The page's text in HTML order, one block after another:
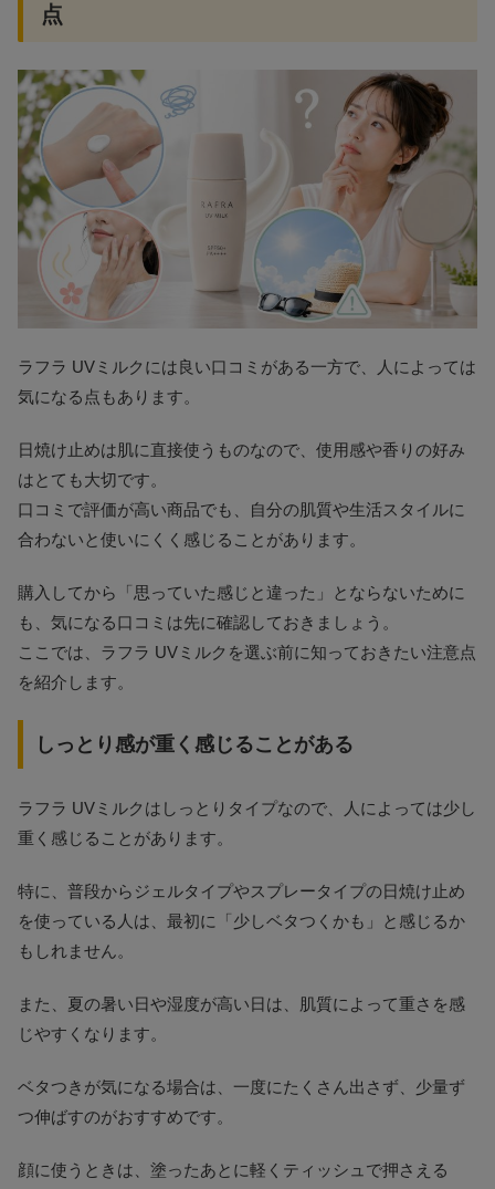
点
ラフラ UVミルクには良い口コミがある一方で、人によっては
気になる点もあります。
日焼け止めは肌に直接使うものなので、使用感や香りの好み
はとても大切です。
口コミで評価が高い商品でも、自分の肌質や生活スタイルに
合わないと使いにくく感じることがあります。
購入してから「思っていた感じと違った」とならないために
も、気になる口コミは先に確認しておきましょう。
ここでは、ラフラ UVミルクを選ぶ前に知っておきたい注意点
を紹介します。
しっとり感が重く感じることがある
ラフラ UVミルクはしっとりタイプなので、人によっては少し
重く感じることがあります。
特に、普段からジェルタイプやスプレータイプの日焼け止め
を使っている人は、最初に「少しベタつくかも」と感じるか
もしれません。
また、夏の暑い日や湿度が高い日は、肌質によって重さを感
じやすくなります。
ベタつきが気になる場合は、一度にたくさん出さず、少量ず
つ伸ばすのがおすすめです。
顔に使うときは、塗ったあとに軽くティッシュで押さえる